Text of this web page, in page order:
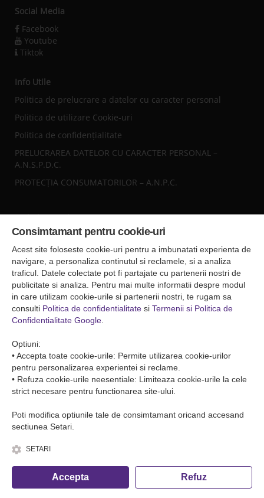
Fa o rezervare telefonica
Social Media
Facebook
Youtube
Tiktok
Info Utile
Politica de prelucrare a datelor cu caracter personal
Politica de utilizare Cookie-uri
Politica de confidențialitate
PRELUCRAREA DATELOR CU CARACTER PERSONAL –
A.N.S.P.D.C.
PROTECȚIA CONSUMATORILOR – A.N.P.C.
Sediul central
Falticeni ( Autogara Romfour )
str. Plutonier Ghiniţă nr.8, Fălticeni, judeţul Suceava
0040374557200
Condiții de Transport
Condițiile de transport colete
Condițiile de transport persone
© Copyright 2026 Romfour-Tur S.R.L. J22/2961/2018
Consimtamant pentru cookie-uri
Acest site foloseste cookie-uri pentru a imbunatati experienta de
navigare, a personaliza continutul si reclamele, si a analiza
traficul. Datele colectate pot fi partajate cu partenerii nostri de
publicitate si analiza. Pentru mai multe informatii despre modul
in care utilizam cookie-urile si partenerii nostri, te rugam sa
consulti Politica de confidentialitate si Termenii si Politica de
Confidentialitate Google
Optiuni:
• Accepta toate cookie-urile: Permite utilizarea cookie-urilor
pentru personalizarea experientei si reclame.
• Refuza cookie-urile neesentiale: Limiteaza cookie-urile la cele
strict necesare pentru functionarea site-ului.
Poti modifica optiunile tale de consimtamant oricand accesand
sectiunea Setari.
SETARI
Accepta Refuz